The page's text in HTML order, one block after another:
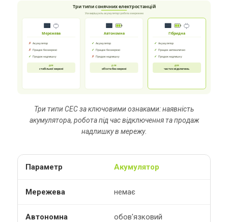
Три типи сонячних електростанцій
Усе вирішують акумулятор і робота з мережею
Мережева
✗ Акумулятор
✗ Працює без мережі
✓ Продаж надлишку
ДЛЯ
стабільної мережі
Автономна
✓ Акумулятор
✓ Працює без мережі
✗ Продаж надлишку
ДЛЯ
об'єкта без мережі
Гібридна
✓ Акумулятор
✓ Працює автоматично
✓ Продаж надлишку
ДЛЯ
частих відключень
Три типи СЕС за ключовими ознаками: наявність
акумулятора, робота під час відключення та продаж
надлишку в мережу.
Акумулятор
немає
обов'язковий